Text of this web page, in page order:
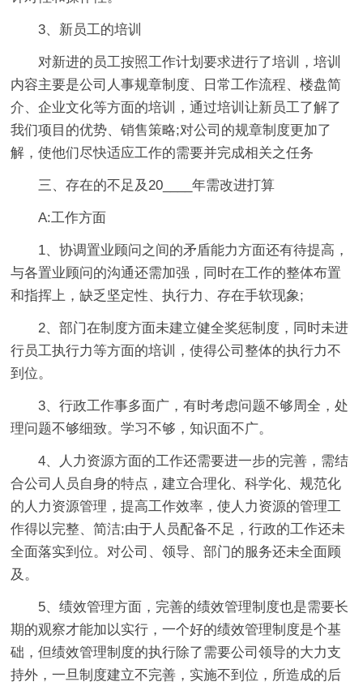
3、新员工的培训
对新进的员工按照工作计划要求进行了培训，培训
内容主要是公司人事规章制度、日常工作流程、楼盘简
介、企业文化等方面的培训，通过培训让新员工了解了
我们项目的优势、销售策略;对公司的规章制度更加了
解，使他们尽快适应工作的需要并完成相关之任务
三、存在的不足及20____年需改进打算
A:工作方面
1、协调置业顾问之间的矛盾能力方面还有待提高，
与各置业顾问的沟通还需加强，同时在工作的整体布置
和指挥上，缺乏坚定性、执行力、存在手软现象;
2、部门在制度方面未建立健全奖惩制度，同时未进
行员工执行力等方面的培训，使得公司整体的执行力不
到位。
3、行政工作事多面广，有时考虑问题不够周全，处
理问题不够细致。学习不够，知识面不广。
4、人力资源方面的工作还需要进一步的完善，需结
合公司人员自身的特点，建立合理化、科学化、规范化
的人力资源管理，提高工作效率，使人力资源的管理工
作得以完整、简洁;由于人员配备不足，行政的工作还未
全面落实到位。对公司、领导、部门的服务还未全面顾
及。
5、绩效管理方面，完善的绩效管理制度也是需要长
期的观察才能加以实行，一个好的绩效管理制度是个基
础，但绩效管理制度的执行除了需要公司领导的大力支
持外，一旦制度建立不完善，实施不到位，所造成的后